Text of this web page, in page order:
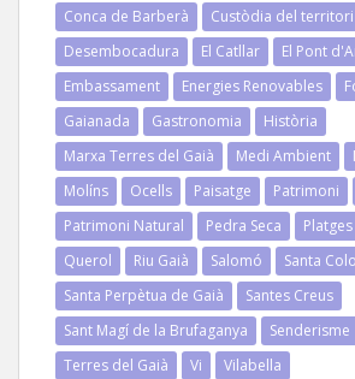
Conca de Barberà
Custòdia del territori
Desembocadura
El Catllar
El Pont
Embassament
Energies Renovables
Gaianada
Gastronomia
Història
Marxa Terres del Gaià
Medi Ambient
Molíns
Ocells Paisatge Patrimoni
Patrimoni Natural
Pedra Seca Platges
Querol
Riu Gaià Salomó
Santa
Santa Perpètua de Gaià
Santes Creus
Sant Magí de la Brufaganya
Senderisme
Terres del Gaià
Vi Vilabella